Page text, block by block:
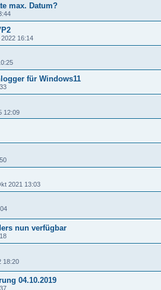
max. Datum?
16:14
für Windows11
12:09
2021 13:03
nun verfügbar
18:20
04.10.2019